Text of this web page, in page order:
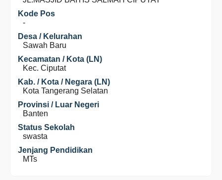
Kode Pos
-
Desa / Kelurahan
Sawah Baru
Kecamatan / Kota (LN)
Kec. Ciputat
Kab. / Kota / Negara (LN)
Kota Tangerang Selatan
Provinsi / Luar Negeri
Banten
Status Sekolah
swasta
Jenjang Pendidikan
MTs